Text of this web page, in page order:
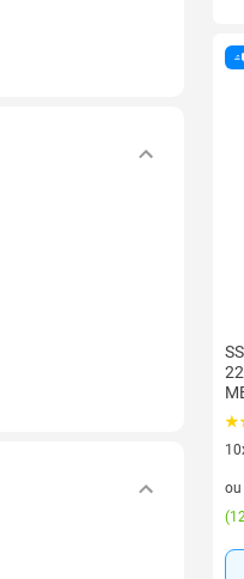
ou
(